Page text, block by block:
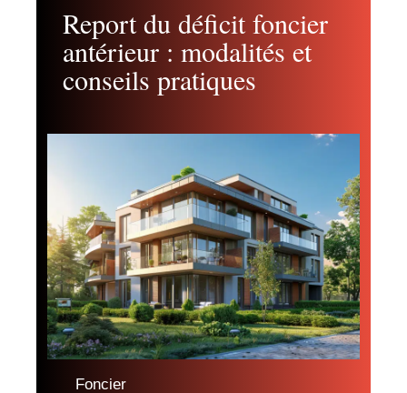
Report du déficit foncier
antérieur : modalités et
conseils pratiques
Foncier